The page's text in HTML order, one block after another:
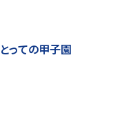
っての甲子園